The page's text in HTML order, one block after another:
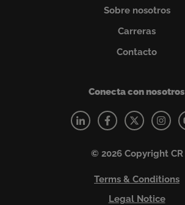
Sobre nosotros
Carreras
Contacto
Conecta con nosotros
© 2026 Copyright CR
Terms & Conditions
Legal Notice